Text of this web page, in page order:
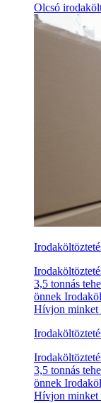
Olcsó
3,5 tonnás
önnek
Hívjon minket
3,5 tonnás
önnek
Hívjon minket